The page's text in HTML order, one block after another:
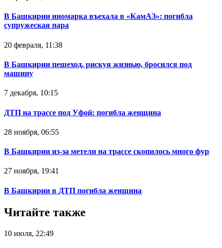
В Башкирии иномарка въехала в «КамАЗ»: погибла
супружеская пара
20 февраля, 11:38
В Башкирии пешеход, рискуя жизнью, бросился под
машину
7 декабря, 10:15
ДТП на трассе под Уфой: погибла женщина
28 ноября, 06:55
В Башкирии из-за метели на трассе скопилось много фур
27 ноября, 19:41
В Башкирии в ДТП погибла женщина
Читайте также
10 июля, 22:49